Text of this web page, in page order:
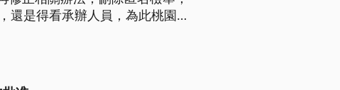
還是得看承辦人員，為此桃園市